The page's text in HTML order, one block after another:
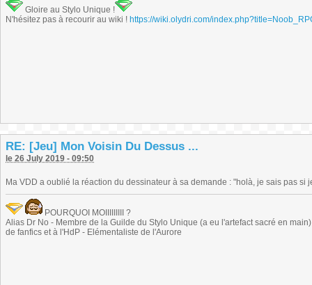
Gloire au Stylo Unique !
N'hésitez pas à recourir au wiki ! https://wiki.olydri.com/
RE: [Jeu] Mon Voisin Du Dessus ...
le 26 July 2019 - 09:50
Ma VDD a oublié la réaction du dessinateur à sa demande : "holà, je sais pas si
POURQUOI MOIIIIIIIII ?
Alias Dr No - Membre de la Guilde du Stylo Unique (a eu l'artefact sacré en
de fanfics et à l'HdP - Elémentaliste de l'Aurore